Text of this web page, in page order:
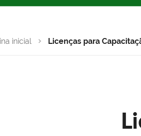
inicial Licenças para